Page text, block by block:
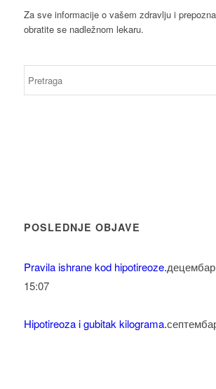
Za sve informacije o vašem zdravlju i
obratite se nadležnom lekaru.
POSLEDNJE OBJAVE
Pravila ishrane kod hipotireoze.
15:07
Hipotireoza i gubitak kilograma.